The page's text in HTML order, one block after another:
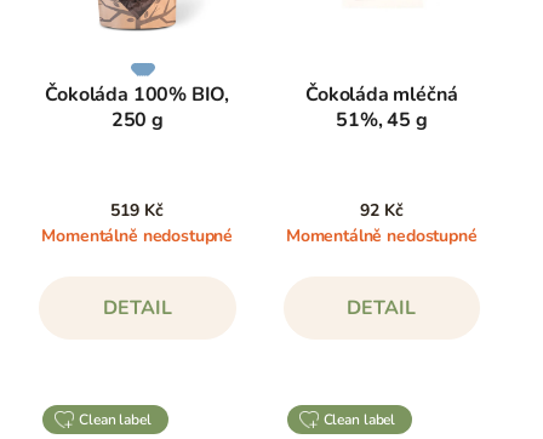
Čokoláda 100% BIO,
250 g
519 Kč
Momentálně nedostupné
DETAIL
Čokoláda mléčná
51%, 45 g
92 Kč
Momentálně nedostupné
DETAIL
clean label clean label